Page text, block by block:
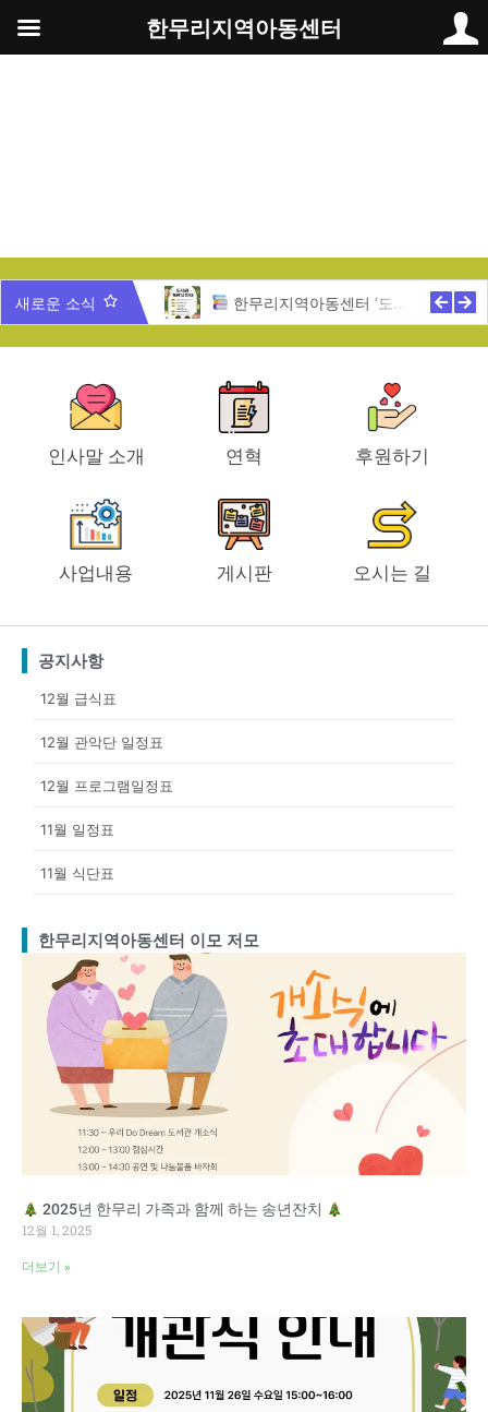
새로운 소식
가족과 함께 하는 송년잔치 한무리지역아동센터 ‘도서관 개관식’ 안내
인사말 소개 연혁 후원하기
사업내용 게시판 오시는 길
공지사항
12월 급식표
12월 관악단 일정표
12월 프로그램일정표
11월 일정표
11월 식단표
한무리지역아동센터 이모 저모
2025년 한무리 가족과 함께 하는 송년잔치
12월 1, 2025
더보기 »
한무리지역아동센터